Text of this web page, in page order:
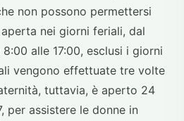
non possono permettersi
nei giorni feriali, dal
alle 17:00, esclusi i giorni
vengono effettuate tre volte
tuttavia, è aperto 24
per assistere le donne in